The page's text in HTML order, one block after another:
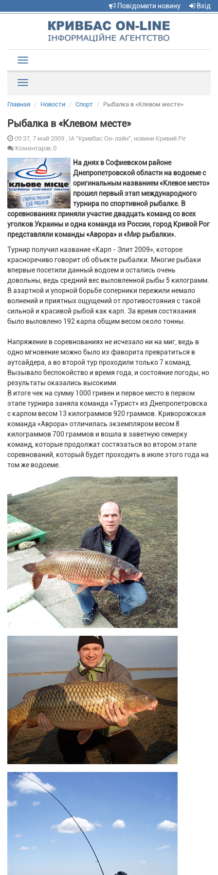
Повідомити новину Вхід
navigation
Главная Новости Спорт Рыбалка в «Клевом месте»
Рыбалка в «Клевом месте»
09:37, 7 май 2009 , ІА "Кривбас Он-лайн", новини Кривий Ріг
Коментарів: 0
На днях в Софиевском районе
Днепропетровской области на водоеме с
оригинальным названием «Клевое место»
прошел первый этап международного
турнира по спортивной рыбалке. В
соревнованиях приняли участие двадцать команд со всех
уголков Украины и одна команда из России, город Кривой Рог
представляли команды «Аврора» и «Мир рыбалки».
Турнир получил название «Карп - Элит 2009», которое
красноречиво говорит об объекте рыбалки. Многие рыбаки
впервые посетили данный водоем и остались очень
довольны, ведь средний вес выловленной рыбы 5 килограмм.
В азартной и упорной борьбе соперники пережили немало
волнений и приятных ощущений от противостояния с такой
сильной и красивой рыбой как карп. За время состязания
было выловлено 192 карпа общим весом около тонны.
Напряжение в соревнованиях не исчезало ни на миг, ведь в
одно мгновение можно было из фаворита превратиться в
аутсайдера, а во второй тур проходили только 7 команд.
Вызывало беспокойство и время года, и состояние погоды, но
результаты оказались высокими.
В итоге чек на сумму 1000 гривен и первое место в первом
этапе турнира заняла команда «Турист» из Днепропетровска
с карпом весом 13 килограммов 920 граммов. Криворожская
команда «Аврора» отличилась экземпляром весом 8
килограммов 700 граммов и вошла в заветную семерку
команд, которые продолжат состязаться во втором этапе
соревнований, который будет проходить в июле этого года на
том же водоеме.